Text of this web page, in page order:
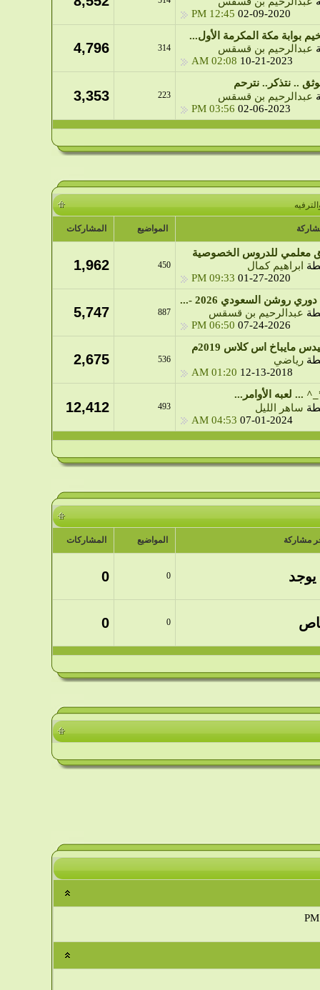
02-09-2020
12:45 PM
بوابة مكة المكرمة الأول...
عبدالرحيم بن قسقس
10-21-2023
02:08 AM
314
4,796
.. نتذكر.. نترحم
عبدالرحيم بن قسقس
02-06-2023
03:56 PM
223
3,353
المواضيع المشاركات
معلمي للدروس الخصوصية
ابراهيم كمال
01-27-2020
09:33 PM
450
1,962
روشن السعودي 2026 -...
عبدالرحيم بن قسقس
07-24-2026
06:50 PM
887
5,747
مايباخ اس كلاس 2019م
رياضي
12-13-2018
01:20 AM
536
2,675
... لعبه الأوامر...
ساهر الليل
07-01-2024
04:53 AM
493
12,412
مشاركة المواضيع المشاركات
يوجد 0
0
0
0